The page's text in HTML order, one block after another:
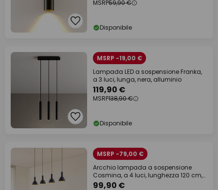
MSRP59,90 €
Disponibile
MSRP -19,00 €
Lampada LED a sospensione Franka,
a 3 luci, lunga, nera, alluminio
119,90 €
MSRP138,90 €
Disponibile
MSRP -79,00 €
Arcchio lampada a sospensione
Cosmina, a 4 luci, lunghezza 120 cm,
nero
99,90 €